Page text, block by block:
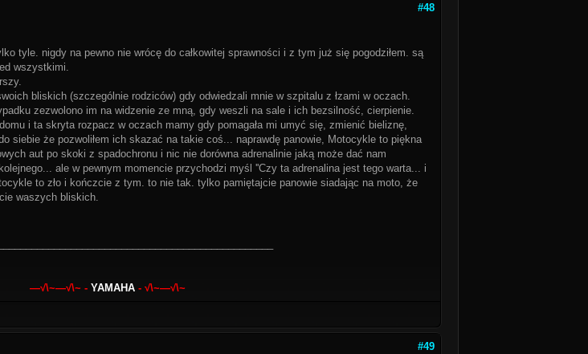
#48
tyle. nigdy na pewno nie wrócę do całkowitej sprawności i z tym już się pogodziłem. są
wszystkimi.
bliskich (szczególnie rodziców) gdy odwiedzali mnie w szpitalu z łzami w oczach.
zezwolono im na widzenie ze mną, gdy weszli na sale i ich bezsilność, cierpienie.
i ta skryta rozpacz w oczach mamy gdy pomagała mi umyć się, zmienić bieliznę,
siebie że pozwoliłem ich skazać na takie coś... naprawdę panowie, Motocykle to piękna
aut po skoki z spadochronu i nic nie dorówna adrenalinie jaką może dać nam
ale w pewnym momencie przychodzi myśl ''Czy ta adrenalina jest tego warta... i
to zło i kończcie z tym. to nie tak. tylko pamiętajcie panowie siadając na moto, że
waszych bliskich.
—√\~—√\~ - YAMAHA- √\~—√\~
#49